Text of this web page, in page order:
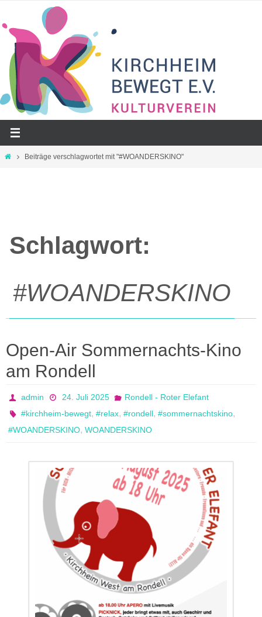
Inhalt
springen
StartBeiträge verschlagwortet mit "#WOANDERSKINO"
Schlagwort:
#WOANDERSKINO
Open-Air Sommernachts-Kino
am Rondell
admin 24. Juli 2025
Rondell - Roter Elefant
#kirchheim-bewegt,#relax,#rondell,#sommernachtskino,
#WOANDERSKINO, WOANDERSKINO